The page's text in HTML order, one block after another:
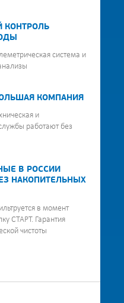
КОНТРОЛЬ
система и
КОМПАНИЯ
и
работают без
В РОССИИ
НАКОПИТЕЛЬНЫХ
в момент
СТАРТ. Гарантия
чистоты